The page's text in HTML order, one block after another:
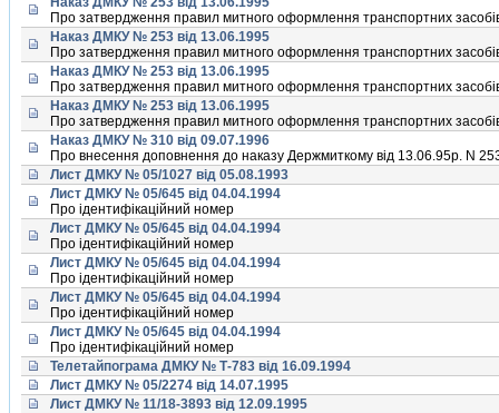
Про затвердження правил митного оформлення транспортних
Наказ ДМКУ № 253 від 13.06.1995
Про затвердження правил митного оформлення транспортних
Наказ ДМКУ № 253 від 13.06.1995
Про затвердження правил митного оформлення транспортних
Наказ ДМКУ № 253 від 13.06.1995
Про затвердження правил митного оформлення транспортних
Наказ ДМКУ № 310 від 09.07.1996
Про внесення доповнення до наказу Держмиткому від 13.06.95р. N
Лист ДМКУ № 05/1027 від 05.08.1993
Лист ДМКУ № 05/645 від 04.04.1994
Про iдентифiкацiйний номер
Лист ДМКУ № 05/645 від 04.04.1994
Про iдентифiкацiйний номер
Лист ДМКУ № 05/645 від 04.04.1994
Про iдентифiкацiйний номер
Лист ДМКУ № 05/645 від 04.04.1994
Про iдентифiкацiйний номер
Лист ДМКУ № 05/645 від 04.04.1994
Про iдентифiкацiйний номер
Телетайпограма ДМКУ № Т-783 від 16.09.1994
Лист ДМКУ № 05/2274 від 14.07.1995
Лист ДМКУ № 11/18-3893 від 12.09.1995